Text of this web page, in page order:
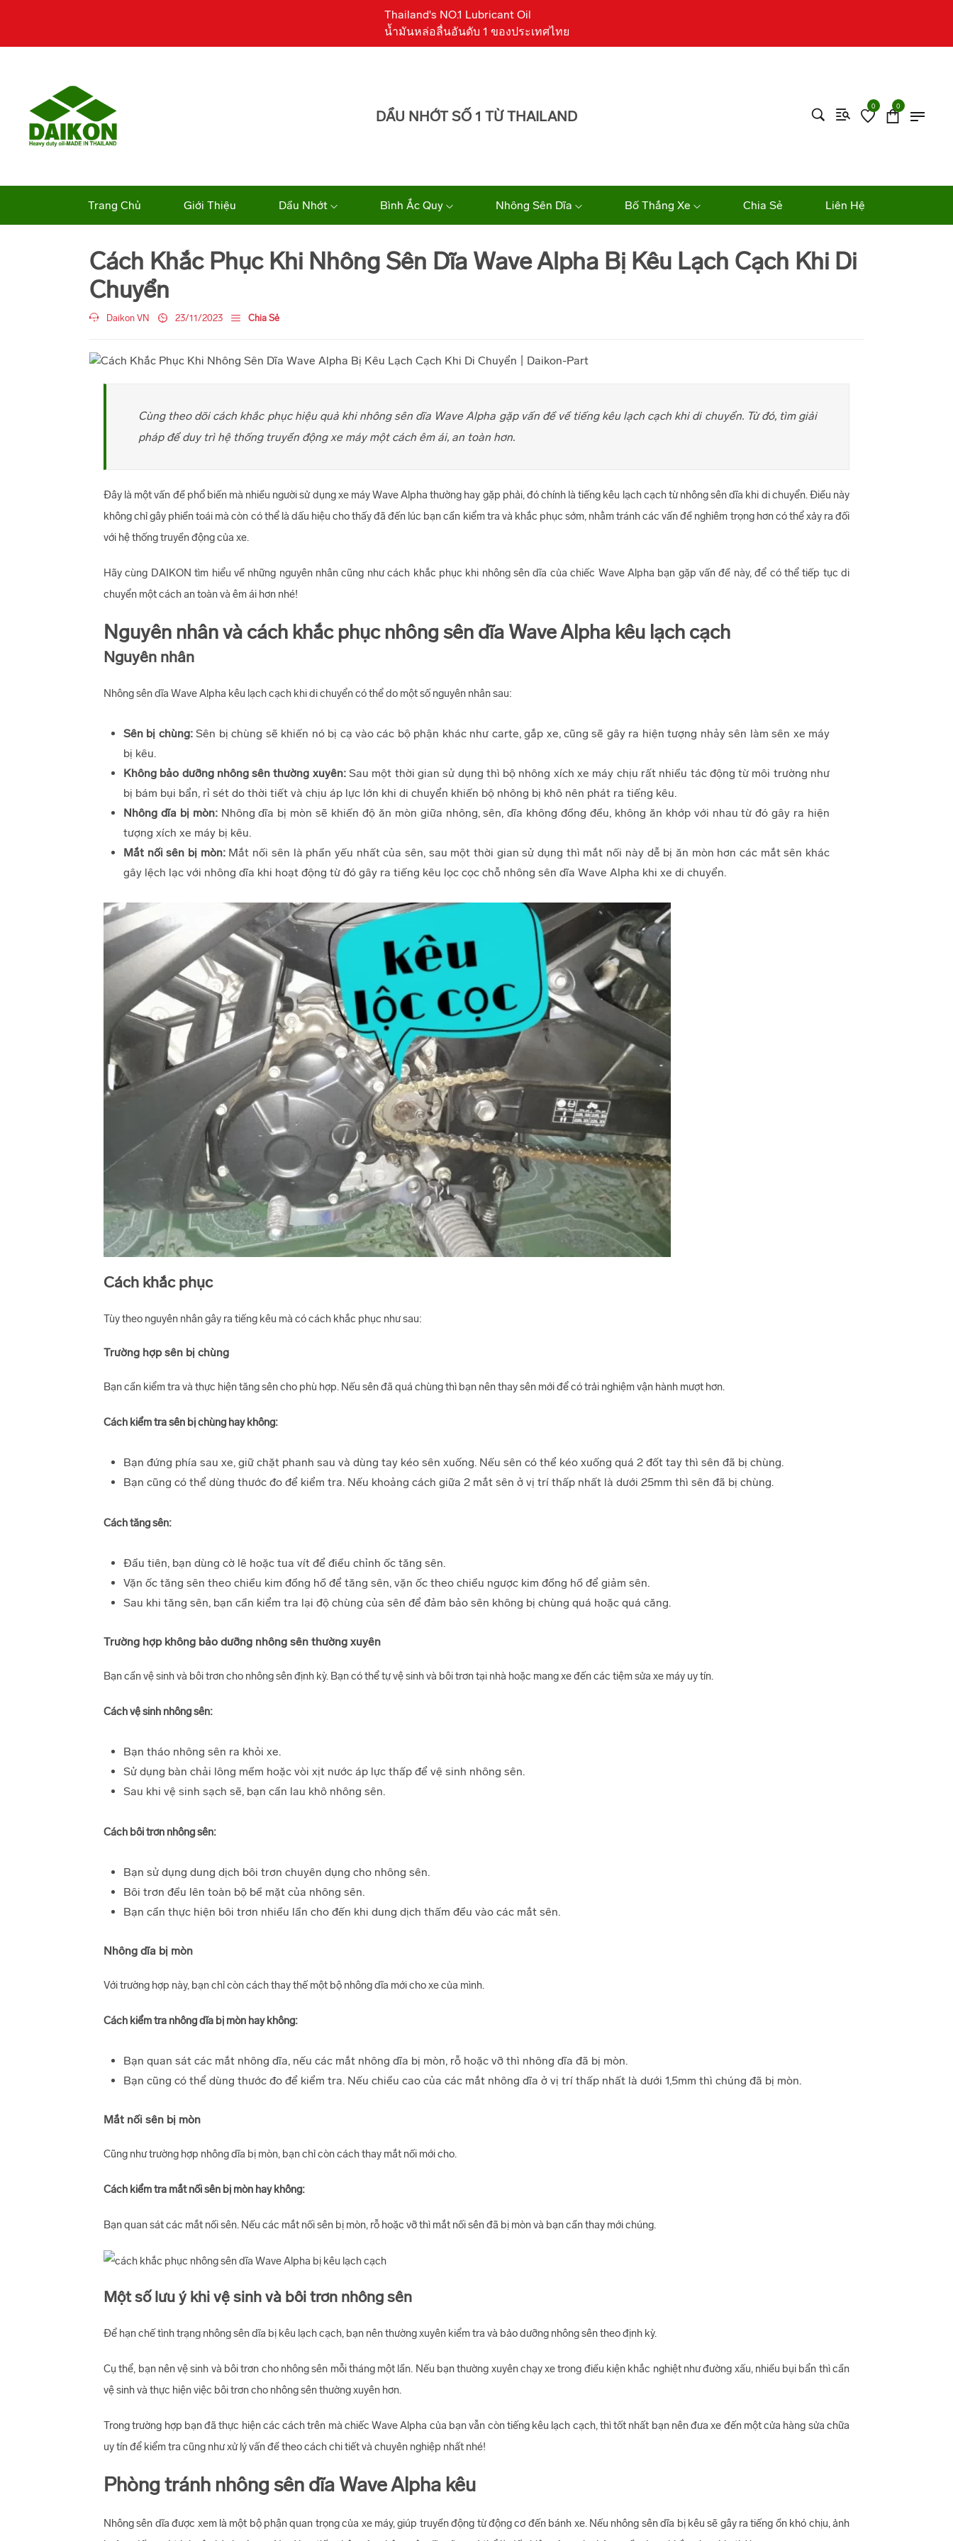
Thailand's NO.1 Lubricant Oil
น้ำมันหล่อลื่นอันดับ 1 ของประเทศไทย
DẦU NHỚT SỐ 1 TỪ THAILAND
0 0
Trang Chủ Giới Thiệu Dầu Nhớt Bình Ắc Quy Nhông Sên Dĩa Bố Thắng Xe Chia Sẻ Liên Hệ
Cách Khắc Phục Khi Nhông Sên Dĩa Wave Alpha Bị Kêu Lạch Cạch Khi Di
Chuyển
Daikon VN 23/11/2023 Chia Sẻ
Cùng theo dõi cách khắc phục hiệu quả khi nhông sên dĩa Wave Alpha gặp vấn đề về tiếng kêu lạch cạch khi di chuyển. Từ đó, tìm giải
pháp để duy trì hệ thống truyền động xe máy một cách êm ái, an toàn hơn.
Đây là một vấn đề phổ biến mà nhiều người sử dụng xe máy Wave Alpha thường hay gặp phải, đó chính là tiếng kêu lạch cạch từ nhông sên dĩa khi di chuyển. Điều này
không chỉ gây phiền toái mà còn có thể là dấu hiệu cho thấy đã đến lúc bạn cần kiểm tra và khắc phục sớm, nhằm tránh các vấn đề nghiêm trọng hơn có thể xảy ra đối
với hệ thống truyền động của xe.
Hãy cùng DAIKON tìm hiểu về những nguyên nhân cũng như cách khắc phục khi nhông sên dĩa của chiếc Wave Alpha bạn gặp vấn đề này, để có thể tiếp tục di
chuyển một cách an toàn và êm ái hơn nhé!
Nguyên nhân và cách khắc phục nhông sên dĩa Wave Alpha kêu lạch cạch
Nguyên nhân
Nhông sên dĩa Wave Alpha kêu lạch cạch khi di chuyển có thể do một số nguyên nhân sau:
Sên bị chùng:Sên bị chùng sẽ khiến nó bị cạ vào các bộ phận khác như carte, gắp xe, cũng sẽ gây ra hiện tượng nhảy sên làm sên xe máy
bị kêu.
Không bảo dưỡng nhông sên thường xuyên:Sau một thời gian sử dụng thì bộ nhông xích xe máy chịu rất nhiều tác động từ môi trường như
bị bám bụi bẩn, rỉ sét do thời tiết và chịu áp lực lớn khi di chuyển khiến bộ nhông bị khô nên phát ra tiếng kêu.
Nhông dĩa bị mòn:Nhông dĩa bị mòn sẽ khiến độ ăn mòn giữa nhông, sên, dĩa không đồng đều, không ăn khớp với nhau từ đó gây ra hiện
tượng xích xe máy bị kêu.
Mắt nối sên bị mòn:Mắt nối sên là phần yếu nhất của sên, sau một thời gian sử dụng thì mắt nối này dễ bị ăn mòn hơn các mắt sên khác
gây lệch lạc với nhông dĩa khi hoạt động từ đó gây ra tiếng kêu lọc cọc chỗ nhông sên dĩa Wave Alpha khi xe di chuyển.
Cách khắc phục
Tùy theo nguyên nhân gây ra tiếng kêu mà có cách khắc phục như sau:
Trường hợp sên bị chùng
Bạn cần kiểm tra và thực hiện tăng sên cho phù hợp. Nếu sên đã quá chùng thì bạn nên thay sên mới để có trải nghiệm vận hành mượt hơn.
Cách kiểm tra sên bị chùng hay không:
Bạn đứng phía sau xe, giữ chặt phanh sau và dùng tay kéo sên xuống. Nếu sên có thể kéo xuống quá 2 đốt tay thì sên đã bị chùng.
Bạn cũng có thể dùng thước đo để kiểm tra. Nếu khoảng cách giữa 2 mắt sên ở vị trí thấp nhất là dưới 25mm thì sên đã bị chùng.
Cách tăng sên:
Đầu tiên, bạn dùng cờ lê hoặc tua vít để điều chỉnh ốc tăng sên.
Vặn ốc tăng sên theo chiều kim đồng hồ để tăng sên, vặn ốc theo chiều ngược kim đồng hồ để giảm sên.
Sau khi tăng sên, bạn cần kiểm tra lại độ chùng của sên để đảm bảo sên không bị chùng quá hoặc quá căng.
Trường hợp không bảo dưỡng nhông sên thường xuyên
Bạn cần vệ sinh và bôi trơn cho nhông sên định kỳ. Bạn có thể tự vệ sinh và bôi trơn tại nhà hoặc mang xe đến các tiệm sửa xe máy uy tín.
Cách vệ sinh nhông sên:
Bạn tháo nhông sên ra khỏi xe.
Sử dụng bàn chải lông mềm hoặc vòi xịt nước áp lực thấp để vệ sinh nhông sên.
Sau khi vệ sinh sạch sẽ, bạn cần lau khô nhông sên.
Cách bôi trơn nhông sên:
Bạn sử dụng dung dịch bôi trơn chuyên dụng cho nhông sên.
Bôi trơn đều lên toàn bộ bề mặt của nhông sên.
Bạn cần thực hiện bôi trơn nhiều lần cho đến khi dung dịch thấm đều vào các mắt sên.
Nhông dĩa bị mòn
Với trường hợp này, bạn chỉ còn cách thay thế một bộ nhông dĩa mới cho xe của mình.
Cách kiểm tra nhông dĩa bị mòn hay không:
Bạn quan sát các mắt nhông dĩa, nếu các mắt nhông dĩa bị mòn, rỗ hoặc vỡ thì nhông dĩa đã bị mòn.
Bạn cũng có thể dùng thước đo để kiểm tra. Nếu chiều cao của các mắt nhông dĩa ở vị trí thấp nhất là dưới 1,5mm thì chúng đã bị mòn.
Mắt nối sên bị mòn
Cũng như trường hợp nhông dĩa bị mòn, bạn chỉ còn cách thay mắt nối mới cho.
Cách kiểm tra mắt nối sên bị mòn hay không:
Bạn quan sát các mắt nối sên. Nếu các mắt nối sên bị mòn, rỗ hoặc vỡ thì mắt nối sên đã bị mòn và bạn cần thay mới chúng.
Một số lưu ý khi vệ sinh và bôi trơn nhông sên
Để hạn chế tình trạng nhông sên dĩa bị kêu lạch cạch, bạn nên thường xuyên kiểm tra và bảo dưỡng nhông sên theo định kỳ.
Cụ thể, bạn nên vệ sinh và bôi trơn cho nhông sên mỗi tháng một lần. Nếu bạn thường xuyên chạy xe trong điều kiện khắc nghiệt như đường xấu, nhiều bụi bẩn thì cần
vệ sinh và thực hiện việc bôi trơn cho nhông sên thường xuyên hơn.
Trong trường hợp bạn đã thực hiện các cách trên mà chiếc Wave Alpha của bạn vẫn còn tiếng kêu lạch cạch, thì tốt nhất bạn nên đưa xe đến một cửa hàng sửa chữa
uy tín để kiểm tra cũng như xử lý vấn đề theo cách chi tiết và chuyên nghiệp nhất nhé!
Phòng tránh nhông sên dĩa Wave Alpha kêu
Nhông sên dĩa được xem là một bộ phận quan trọng của xe máy, giúp truyền động từ động cơ đến bánh xe. Nếu nhông sên dĩa bị kêu sẽ gây ra tiếng ồn khó chịu, ảnh